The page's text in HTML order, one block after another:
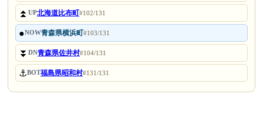
⏫UP北海道比布町#102/131
●NOW青森県横浜町#103/131
⏬DN青森県佐井村#104/131
⚓BOT福島県昭和村#131/131